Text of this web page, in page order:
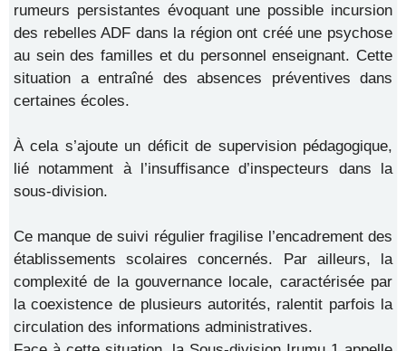
rumeurs persistantes évoquant une possible incursion
des rebelles ADF dans la région ont créé une psychose
au sein des familles et du personnel enseignant. Cette
situation a entraîné des absences préventives dans
certaines écoles.
À cela s’ajoute un déficit de supervision pédagogique,
lié notamment à l’insuffisance d’inspecteurs dans la
sous-division.
Ce manque de suivi régulier fragilise l’encadrement des
établissements scolaires concernés. Par ailleurs, la
complexité de la gouvernance locale, caractérisée par
la coexistence de plusieurs autorités, ralentit parfois la
circulation des informations administratives.